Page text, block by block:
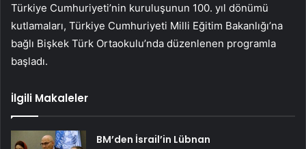
Türkiye Cumhuriyeti’nin kuruluşunun 100. yıl dönümü
kutlamaları, Türkiye Cumhuriyeti Milli Eğitim Bakanlığı’na
bağlı Bişkek Türk Ortaokulu’nda düzenlenen programla
başladı.
İlgili Makaleler
BM’den İsrail’in Lübnan